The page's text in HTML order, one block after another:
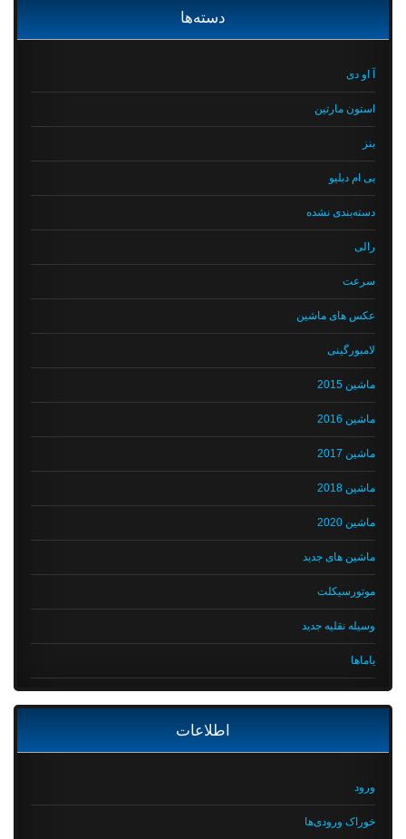
دسته‌ها
آ او دی
استون مارتین
بی ام دبلیو
دسته‌بندی نشده
رالی
سرعت
عکس های ماشین
لامبورگینی
ماشین 2015
ماشین 2016
ماشین 2017
ماشین 2018
ماشین 2020
ماشین های جدید
موتورسیکلت
وسیله نقلیه جدید
یاماها
اطلاعات
ورود
خوراک ورودی‌ها